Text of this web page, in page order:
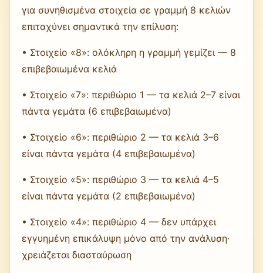
για συνηθισμένα στοιχεία σε γραμμή 8 κελιών
επιταχύνει σημαντικά την επίλυση:
• Στοιχείο «8»: ολόκληρη η γραμμή γεμίζει — 8
επιβεβαιωμένα κελιά
• Στοιχείο «7»: περιθώριο 1 — τα κελιά 2–7 είναι
πάντα γεμάτα (6 επιβεβαιωμένα)
• Στοιχείο «6»: περιθώριο 2 — τα κελιά 3–6
είναι πάντα γεμάτα (4 επιβεβαιωμένα)
• Στοιχείο «5»: περιθώριο 3 — τα κελιά 4–5
είναι πάντα γεμάτα (2 επιβεβαιωμένα)
• Στοιχείο «4»: περιθώριο 4 — δεν υπάρχει
εγγυημένη επικάλυψη μόνο από την ανάλυση·
χρειάζεται διασταύρωση